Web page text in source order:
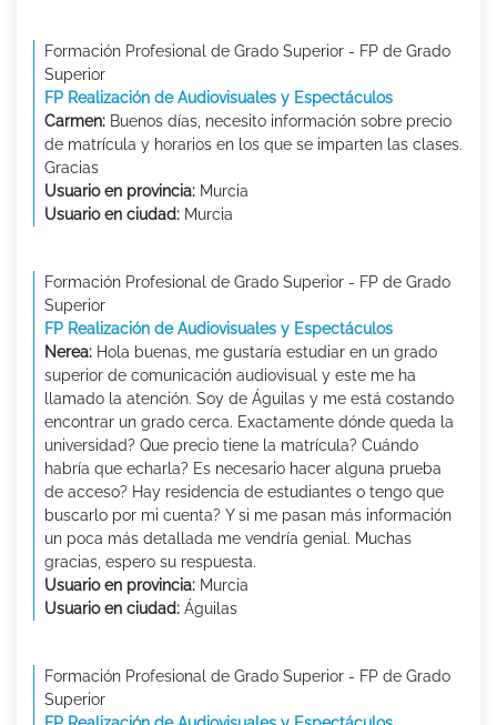
Formación Profesional de Grado Superior - FP de Grado
Superior
FP Realización de Audiovisuales y Espectáculos
Carmen: Buenos días, necesito información sobre precio
de matrícula y horarios en los que se imparten las clases.
Gracias
Usuario en provincia: Murcia
Usuario en ciudad: Murcia
Formación Profesional de Grado Superior - FP de Grado
Superior
FP Realización de Audiovisuales y Espectáculos
Nerea: Hola buenas, me gustaría estudiar en un grado
superior de comunicación audiovisual y este me ha
llamado la atención. Soy de Águilas y me está costando
encontrar un grado cerca. Exactamente dónde queda la
universidad? Que precio tiene la matrícula? Cuándo
habría que echarla? Es necesario hacer alguna prueba
de acceso? Hay residencia de estudiantes o tengo que
buscarlo por mi cuenta? Y si me pasan más información
un poca más detallada me vendría genial. Muchas
gracias, espero su respuesta.
Usuario en provincia: Murcia
Usuario en ciudad: Águilas
Formación Profesional de Grado Superior - FP de Grado
Superior